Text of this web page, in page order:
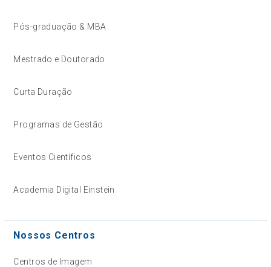
Pós-graduação & MBA
Mestrado e Doutorado
Curta Duração
Programas de Gestão
Eventos Científicos
Academia Digital Einstein
Nossos Centros
Centros de Imagem